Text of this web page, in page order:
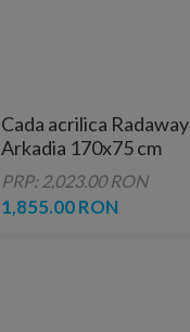
Cada acrilica Radaway
Arkadia 170x75 cm
PRP: 2,023.00 RON
1,855.00 RON